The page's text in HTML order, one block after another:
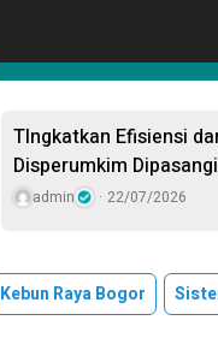
TIngkatkan Efisiensi
Disperumkim
admin 22/07/2026
Kebun Raya Bogor